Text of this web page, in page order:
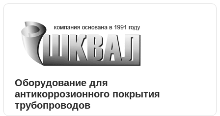
Оборудование для
антикоррозионного покрытия
трубопроводов